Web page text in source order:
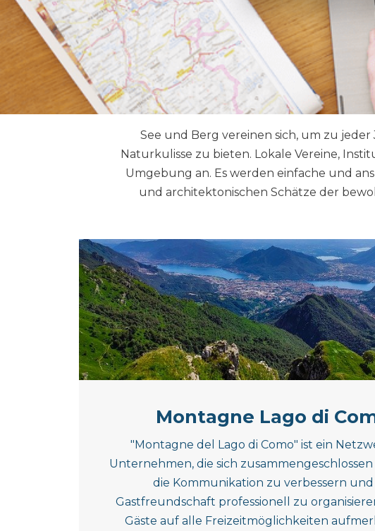
See und Berg vereinen sich, um zu
Naturkulisse zu bieten. Lokale Vereine,
Umgebung an. Es werden einfache und
und architektonischen Schätze der
Montagne Lago di
"Montagne del Lago di Como" ist ein
Unternehmen, die sich
die Kommunikation zu verbessern und
Gastfreundschaft professionell zu
Gäste auf alle Freizeitmöglichkeiten